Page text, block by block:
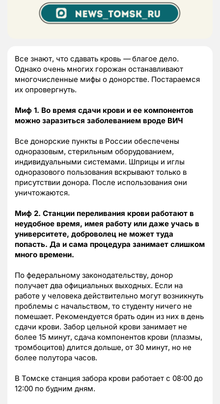
Все знают, что сдавать кровь —благое дело.
Однако очень многих горожан останавливают
многочисленные мифы о донорстве. Постараемся
их опровергнуть.
Миф 1. Во время сдачи крови и ее компонентов
можно заразиться заболеванием вроде ВИЧ
Все донорские пункты в России обеспечены
одноразовым, стерильным оборудованием,
индивидуальными системами. Шприцы и иглы
одноразового пользования вскрывают только в
присутствии донора. После использования они
уничтожаются.
Миф 2. Станции переливания крови работают в
неудобное время, имея работу или даже учась в
университете, доброволец не может туда
попасть. Да и сама процедура занимает слишком
много времени.
По федеральному законодательству, донор
получает два официальных выходных. Если на
работе у человека действительно могут возникнуть
проблемы с начальством, то студенту ничего не
помешает. Рекомендуется брать один из них в день
сдачи крови. Забор цельной крови занимает не
более 15 минут, сдача компонентов крови (плазмы,
тромбоцитов) длится дольше, от 30 минут, но не
более полутора часов.
В Томске станция забора крови работает с 08:00 до
12:00 по будним дням.